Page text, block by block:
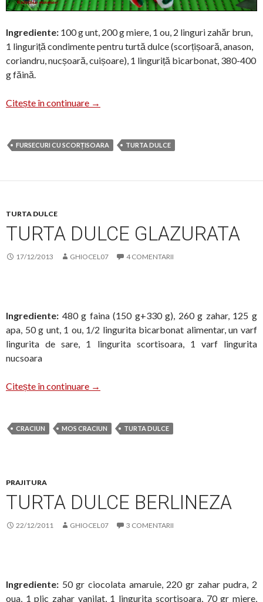
Ingrediente: 100 g unt, 200 g miere, 1 ou, 2 linguri zahăr brun,
1 linguriță condimente pentru turtă dulce (scorțișoară, anason,
coriandru, nucșoară, cuișoare), 1 linguriță bicarbonat, 380-400
g făină.
Citește în continuare Turta dulce „Simona”
→
FURSECURI CU SCORȚISOARA TURTA DULCE
TURTA DULCE
TURTA DULCE GLAZURATA
17/12/2013 GHIOCEL07 4 COMENTARII
Ingrediente: 480 g faina (150 g+330 g), 260 g zahar, 125 g
apa, 50 g unt, 1 ou, 1/2 lingurita bicarbonat alimentar, un varf
lingurita de sare, 1 lingurita scortisoara, 1 varf lingurita
nucsoara
Citește în continuare Turta dulce glazurata
→
CRACIUN MOS CRACIUN TURTA DULCE
PRAJITURA
TURTA DULCE BERLINEZA
22/12/2011 GHIOCEL07 3 COMENTARII
Ingrediente: 50 gr ciocolata amaruie, 220 gr zahar pudra, 2
oua, 1 plic zahar vanilat, 1 lingurita scortisoara, 70 gr miere,